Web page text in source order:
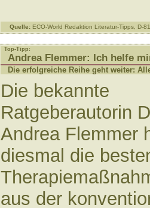
Quelle: ECO-World Redaktion Literatur-Tipps, D-
Top-Tipp:
Andrea Flemmer: Ich helfe
Die erfolgreiche Reihe geht weiter:
Die bekannte
Ratgeberautorin
Andrea Flemmer
diesmal die
aus der